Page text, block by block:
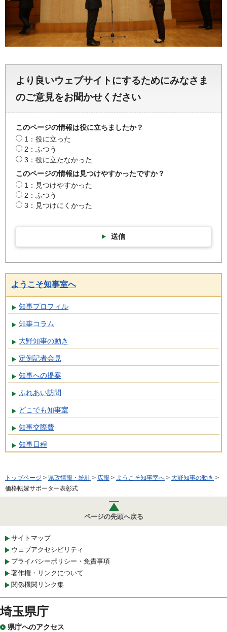
より良いウェブサイトにするためにみなさま
のご意見をお聞かせください
このページの情報は役に立ちましたか？
1：役に立った
2：ふつう
3：役に立たなかった
このページの情報は見つけやすかったですか？
1：見つけやすかった
2：ふつう
3：見つけにくかった
送信
ようこそ知事室へ
知事プロフィル
知事コラム
大野知事の動き
定例記者会見
知事への提案
ふれあい訪問
どこでも知事室
知事交際費
知事日程
トップページ > 県政情報・統計 > 広報 > ようこそ知事室へ > 大野知事の動き >
価格転嫁サポーター表彰式
ページの先頭へ戻る
サイトマップ
ウェブアクセシビリティ
プライバシーポリシー・免責事項
著作権・リンクについて
関係機関リンク集
埼玉県庁
県庁へのアクセス